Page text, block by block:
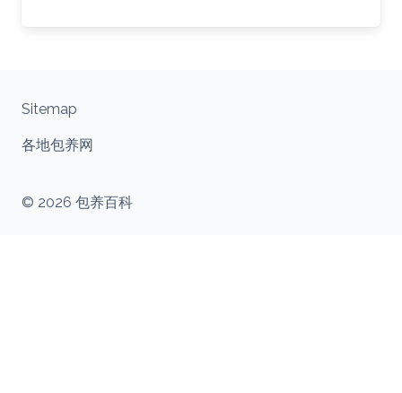
© 2026 包养百科
Sitemap
各地包养网